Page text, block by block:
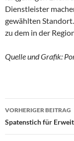
Dienstleister
gewählten
zu dem in der
Quelle und Grafik:
VORHERIGER BEITRAG
Spatenstich für